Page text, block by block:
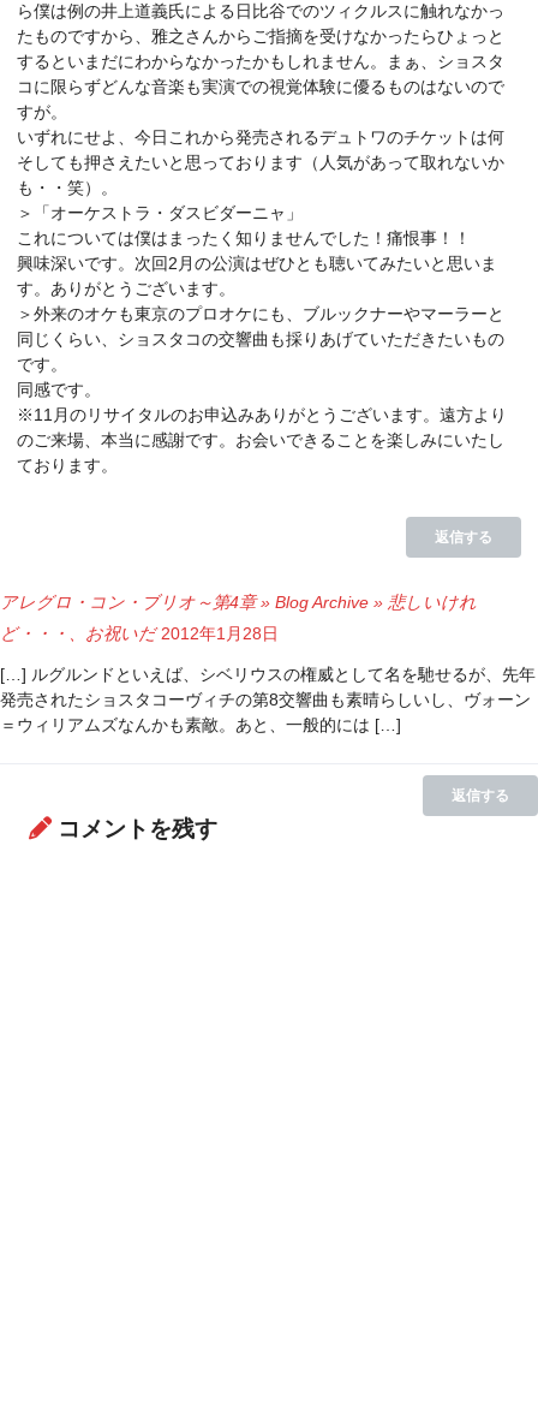
ら僕は例の井上道義氏による日比谷でのツィクルスに触れなかっ
たものですから、雅之さんからご指摘を受けなかったらひょっと
するといまだにわからなかったかもしれません。まぁ、ショスタ
コに限らずどんな音楽も実演での視覚体験に優るものはないので
すが。
いずれにせよ、今日これから発売されるデュトワのチケットは何
そしても押さえたいと思っております（人気があって取れないか
も・・笑）。
＞「オーケストラ・ダスビダーニャ」
これについては僕はまったく知りませんでした！痛恨事！！
興味深いです。次回2月の公演はぜひとも聴いてみたいと思いま
す。ありがとうございます。
＞外来のオケも東京のプロオケにも、ブルックナーやマーラーと
同じくらい、ショスタコの交響曲も採りあげていただきたいもの
です。
同感です。
※11月のリサイタルのお申込みありがとうございます。遠方より
のご来場、本当に感謝です。お会いできることを楽しみにいたし
ております。
返信する
アレグロ・コン・ブリオ～第4章 » Blog Archive » 悲しいけれ
ど・・・、お祝いだ 2012年1月28日
[…] ルグルンドといえば、シベリウスの権威として名を馳せるが、先年
発売されたショスタコーヴィチの第8交響曲も素晴らしいし、ヴォーン
＝ウィリアムズなんかも素敵。あと、一般的には […]
返信する
コメントを残す